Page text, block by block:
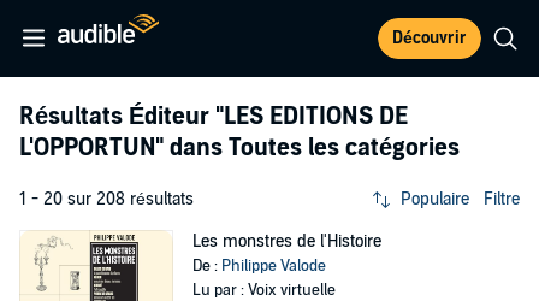
Découvrir
Résultats Éditeur "LES EDITIONS DE
L'OPPORTUN" dans Toutes les catégories
1 - 20 sur 208 résultats Populaire Filtre
Les monstres de l'Histoire
De : Philippe Valode
Lu par : Voix virtuelle